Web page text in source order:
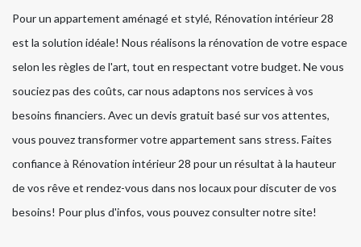
Pour un appartement aménagé et stylé, Rénovation intérieur 28
est la solution idéale! Nous réalisons la rénovation de votre espace
selon les règles de l'art, tout en respectant votre budget. Ne vous
souciez pas des coûts, car nous adaptons nos services à vos
besoins financiers. Avec un devis gratuit basé sur vos attentes,
vous pouvez transformer votre appartement sans stress. Faites
confiance à Rénovation intérieur 28 pour un résultat à la hauteur
de vos rêve et rendez-vous dans nos locaux pour discuter de vos
besoins! Pour plus d'infos, vous pouvez consulter notre site!